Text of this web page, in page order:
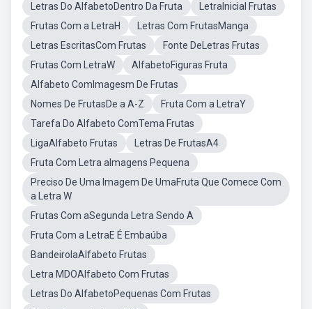
Letras Do AlfabetoDentro Da Fruta
LetraInicial Frutas
Frutas Com a LetraH
Letras Com FrutasManga
Letras EscritasCom Frutas
Fonte DeLetras Frutas
Frutas Com LetraW
AlfabetoFiguras Fruta
Alfabeto ComImagesm De Frutas
Nomes De FrutasDe a A-Z
Fruta Com a LetraY
Tarefa Do Alfabeto ComTema Frutas
LigaAlfabeto Frutas
Letras De FrutasA4
Fruta Com Letra aImagens Pequena
Preciso De Uma Imagem De UmaFruta Que Comece Com
a Letra W
Frutas Com aSegunda Letra Sendo A
Fruta Com a LetraE É Embaúba
BandeirolaAlfabeto Frutas
Letra MDOAlfabeto Com Frutas
Letras Do AlfabetoPequenas Com Frutas